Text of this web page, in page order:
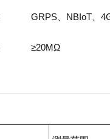
GRPS、NBIoT、
≥20MΩ